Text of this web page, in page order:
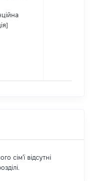
сім'ї відсутні